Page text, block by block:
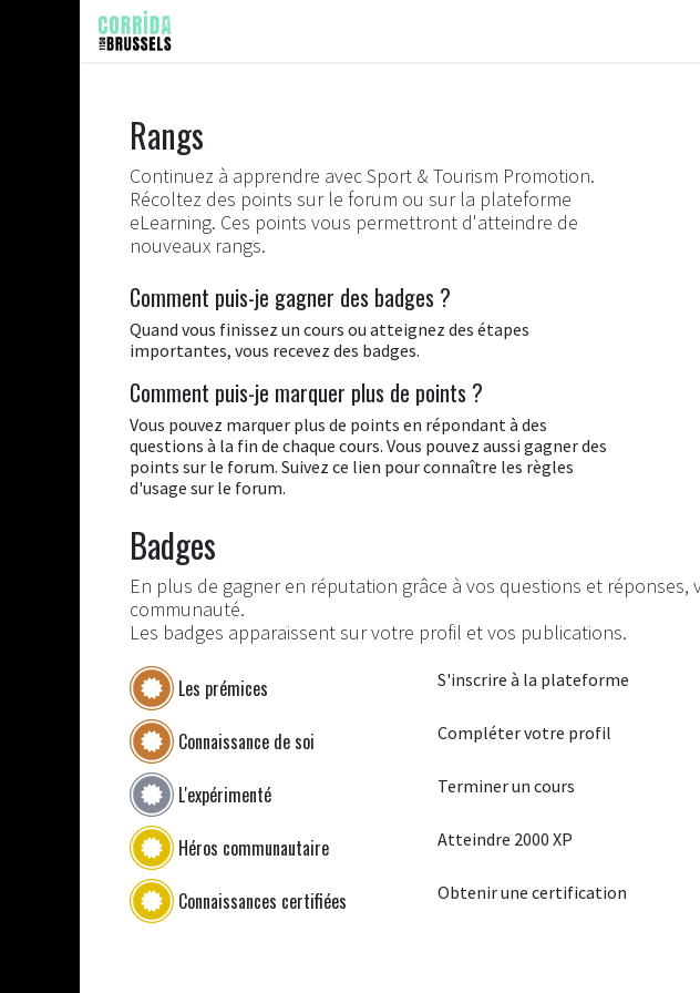
Se rendre au contenu
Rangs
Continuez à apprendre avec Sport & Tourism Promotion.
Récoltez des points sur le forum ou sur la plateforme
eLearning. Ces points vous permettront d'atteindre de
nouveaux rangs.
Comment puis-je gagner des badges ?
Quand vous finissez un cours ou atteignez des étapes
importantes, vous recevez des badges.
Comment puis-je marquer plus de points ?
Vous pouvez marquer plus de points en répondant à des
questions à la fin de chaque cours. Vous pouvez aussi gagner des
points sur le forum. Suivez ce lien pour connaître les règles
d'usage sur le forum.
Badges
En plus de gagner en réputation grâce à vos questions et
communauté.
Les badges apparaissent sur votre profil et vos publications.
Les prémices S'inscrire à la plateforme
Connaissance de soi Compléter votre profil
L'expérimenté Terminer un cours
Héros communautaire Atteindre 2000 XP
Connaissances certifiées Obtenir une certification